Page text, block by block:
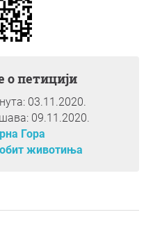
о петицији
03.11.2020.
09.11.2020.
Гора
животиња